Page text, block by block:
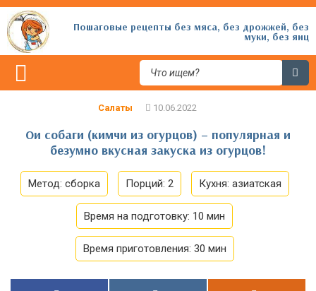
Пошаговые рецепты без мяса, без дрожжей, без
муки, без яиц
Салаты
Ои собаги (кимчи из огурцов) – популярная и
безумно вкусная закуска из огурцов!
Метод: сборка Порций: 2 Кухня: азиатская
Время на подготовку: 10 мин
Время приготовления: 30 мин